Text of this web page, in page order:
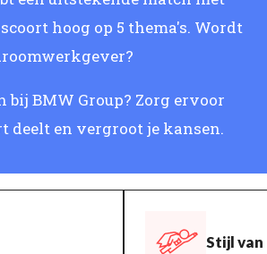
hoog op 5 thema's. Wordt
bij BMW Group? Zorg ervoor
deelt en vergroot je kansen.
Stijl